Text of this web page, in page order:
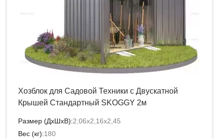
Хозблок для Садовой Техники с Двускатной
Крышей Стандартный SKOGGY 2м
Размер (ДxШxВ):2,06х2,16х2,45
Вес (кг):180